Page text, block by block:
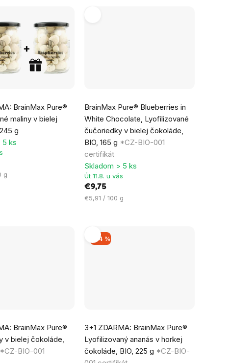
BrainMax Pure®
maliny v bielej
g
5 ks
g
BrainMax Pure® Blueberries in
White Chocolate, Lyofilizované
čučoriedky v bielej čokoláde,
BIO, 165 g *CZ-BIO-001
certifikát
Skladom > 5 ks
Út 11.8. u vás
€9,75
Jednotková
€5,91 / 100 g
BrainMax Pure®
v bielej čokoláde,
*CZ-BIO-001
–24 %
3+1 ZDARMA: BrainMax Pure®
Lyofilizovaný ananás v horkej
čokoláde, BIO, 225 g *CZ-BIO-
hodnotenie
produktu
je